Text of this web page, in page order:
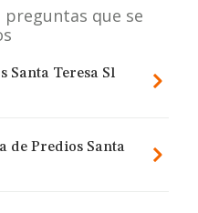
preguntas que se
Santa Teresa Sl
de Predios Santa